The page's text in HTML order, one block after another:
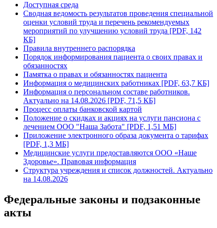
Доступная среда
Сводная ведомость результатов проведения специальной
оценки условий труда и перечень рекомендуемых
мероприятий по улучшению условий труда [PDF, 142
КБ]
Правила внутреннего распорядка
Порядок информирования пациента о своих правах и
обязанностях
Памятка о правах и обязанностях пациента
Информация о медицинских работниках [PDF, 63,7 КБ]
Информация о персональном составе работников.
Актуально на 14.08.2026 [PDF, 71,5 КБ]
Процесс оплаты банковской картой
Положение о скидках и акциях на услуги пансиона с
лечением ООО "Наша Забота" [PDF, 1,51 МБ]
Приложение электронного образа документа о тарифах
[PDF, 1,3 МБ]
Медицинские услуги предоставляются ООО «Наше
Здоровье». Правовая информация
Структура учреждения и список должностей. Актуально
на 14.08.2026
Федеральные законы и подзаконные
акты